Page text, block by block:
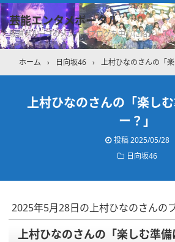
芸能エンタメポータル
坂道グループのメンバーブログを中心に紹介して
ホーム › 日向坂46 › 上村ひなのさんの「
上村ひなのさんの「楽し
ー？」
投稿2025/05/28
日向坂46
2025年5月28日の上村ひなのさんの
上村ひなのさんの「楽しむ準備